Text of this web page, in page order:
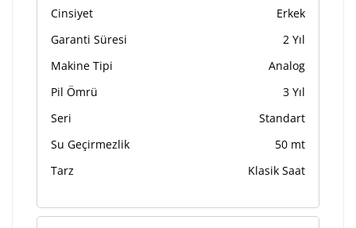
Cinsiyet
Erkek
Garanti Süresi
2 Yıl
Makine Tipi
Analog
Pil Ömrü
3 Yıl
Seri
Standart
Su Geçirmezlik
50 mt
Tarz
Klasik Saat